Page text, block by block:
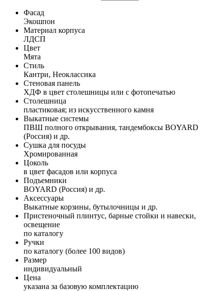
Фасад
Экошпон
Материал корпуса
ЛДСП
Цвет
Мята
Стиль
Кантри, Неоклассика
Стеновая панель
ХДФ в цвет столешницы или с фотопечатью
Столешница
пластиковая; из искусственного камня
Выкатные системы
ПВШ полного открывания, тандембоксы BOYARD
(Россия) и др.
Сушка для посуды
Хромированная
Цоколь
в цвет фасадов или корпуса
Подъемники
BOYARD (Россия) и др.
Аксессуары
Выкатные корзины, бутылочницы и др.
Пристеночный плинтус, барные стойки и навески,
освещение
по каталогу
Ручки
по каталогу (более 100 видов)
Размер
индивидуальный
Цена
указана за базовую комплектацию